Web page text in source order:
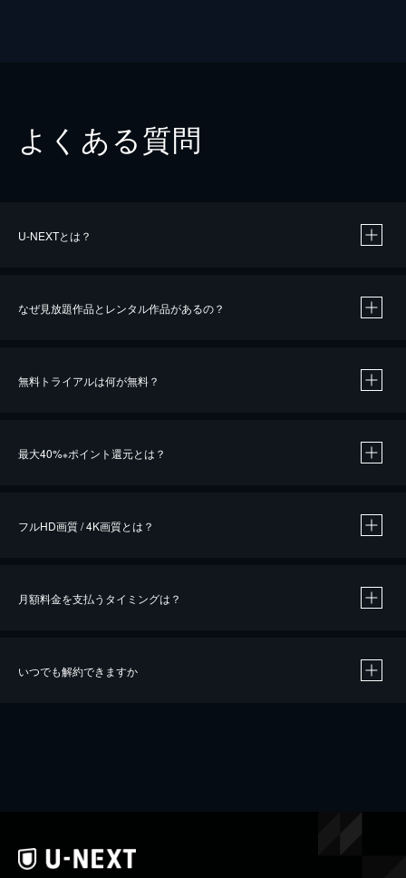
よくある質問
U-NEXTとは？
なぜ見放題作品とレンタル作品があるの？
無料トライアルは何が無料？
最大40%※ポイント還元とは？
※40％ポイント還元の対象は、クレジットカード決済による作品の購入 / レンタルです。
フルHD画質 / 4K画質とは？
月額料金を支払うタイミングは？
いつでも解約できますか